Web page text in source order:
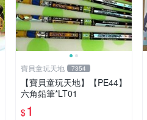
寶貝童玩天地 7354
【寶貝童玩天地】【PE44】
六角鉛筆*LT01
$1